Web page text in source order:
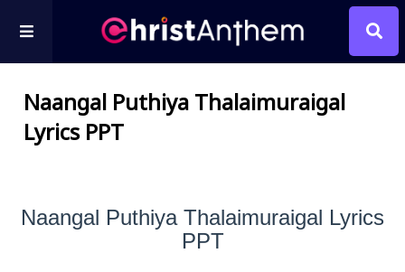
Naangal Puthiya Thalaimuraigal
Lyrics PPT
Naangal Puthiya Thalaimuraigal Lyrics
PPT